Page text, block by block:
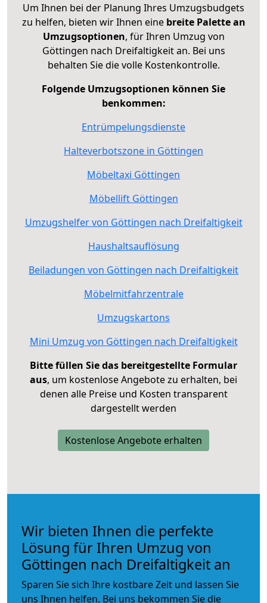
Um Ihnen bei der Planung Ihres Umzugsbudgets
zu helfen, bieten wir Ihnen eine breite Palette an
Umzugsoptionen, für Ihren Umzug von
Göttingen nach Dreifaltigkeit an. Bei uns
behalten Sie die volle Kostenkontrolle.
Folgende Umzugsoptionen können Sie
benkommen:
Entrümpelungsdienste
Halteverbotszone in Göttingen
Möbeltaxi Göttingen
Möbellift Göttingen
Umzugshelfer von Göttingen nach Dreifaltigkeit
Haushaltsauflösung
Beiladungen von Göttingen nach Dreifaltigkeit
Möbelmitfahrzentrale
Umzugskartons
Mini Umzug von Göttingen nach Dreifaltigkeit
Bitte füllen Sie das bereitgestellte Formular
aus, um kostenlose Angebote zu erhalten, bei
denen alle Preise und Kosten transparent
dargestellt werden
Kostenlose Angebote erhalten
Wir bieten Ihnen die perfekte
Lösung für Ihren Umzug von
Göttingen nach Dreifaltigkeit an
Sparen Sie sich Ihre kostbare Zeit und lassen Sie
uns Ihnen helfen. Bei uns bekommen Sie die